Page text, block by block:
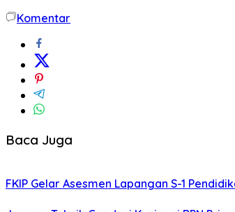
Komentar
Baca Juga
FKIP Gelar Asesmen Lapangan S-1